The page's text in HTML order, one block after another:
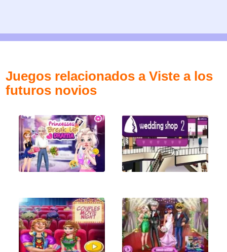
Juegos relacionados a Viste a los
futuros novios